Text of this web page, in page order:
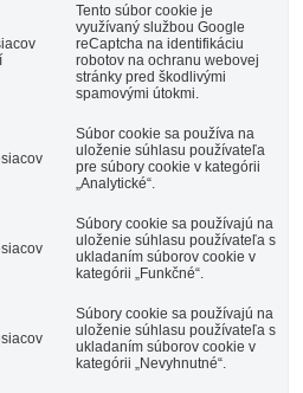
Tento súbor cookie je
využívaný službou Google
reCaptcha na identifikáciu
robotov na ochranu webovej
stránky pred škodlivými
spamovými útokmi.
Súbor cookie sa používa na
uloženie súhlasu používateľa
pre súbory cookie v kategórii
„Analytické“.
Súbory cookie sa používajú na
uloženie súhlasu používateľa s
ukladaním súborov cookie v
kategórii „Funkčné“.
Súbory cookie sa používajú na
uloženie súhlasu používateľa s
ukladaním súborov cookie v
kategórii „Nevyhnutné“.